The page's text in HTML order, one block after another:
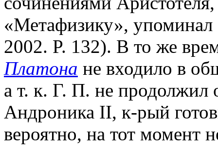
«Метафизику»,
2002. P. 132). В то же
Платона не входило в
а т. к. Г. П. не продолжил
Андроника II, к-рый
вероятно, на тот момент